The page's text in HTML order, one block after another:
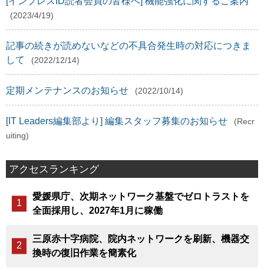
(2023/4/19)
記事の続きが読めないなどの不具合発生時の対応につきま
して
(2022/12/14)
定期メンテナンスのお知らせ (2022/10/14)
[IT Leaders編集部より] 編集スタッフ募集のお知らせ
(Recr
uiting)
アクセスランキング
愛媛県庁、次期ネットワーク基盤でゼロトラストを
全面採用し、2027年1月に稼働
三原赤十字病院、院内ネットワークを刷新、機器交
換時の復旧作業を簡素化